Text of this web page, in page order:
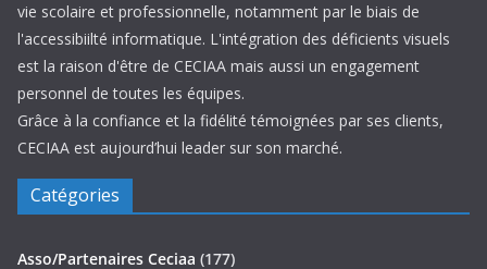
vie scolaire et professionnelle, notamment par le biais de
l'accessibiilté informatique. L'intégration des déficients visuels
est la raison d'être de CECIAA mais aussi un engagement
personnel de toutes les équipes.
Grâce à la confiance et la fidélité témoignées par ses clients,
CECIAA est aujourd’hui leader sur son marché.
Catégories
Asso/Partenaires Ceciaa (177)